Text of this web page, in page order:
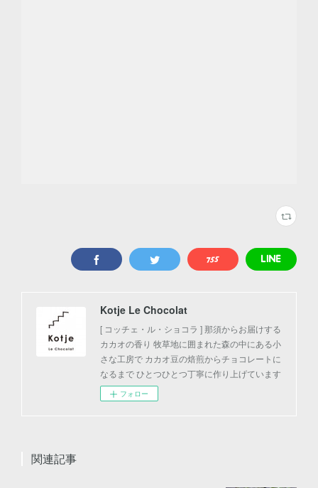
Kotje Le Chocolat
[ コッチェ・ル・ショコラ ] 那須からお届けする
カカオの香り 牧草地に囲まれた森の中にある小
さな工房で カカオ豆の焙煎からチョコレートに
なるまで ひとつひとつ丁寧に作り上げています
フォロー
関連記事